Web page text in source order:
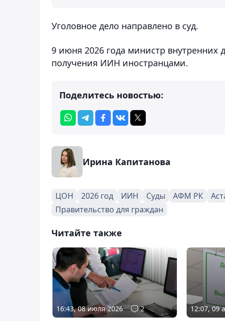
Уголовное дело направлено в суд.
9 июня 2026 года министр внутренних
получения ИИН иностранцами.
Поделитесь новостью:
Ирина Капитанова
ЦОН 2026 год ИИН Суды АФМ РК
Правительство для граждан
Читайте также
16:43, 08 июля 2026 2 12:07, 09